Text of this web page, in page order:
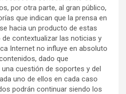
por otra parte, al gran público,
que indican que la prensa en
hacia un producto de estas
contextualizar las noticias y
Internet no influye en absoluto
dado que
cuestión de soportes y del
uno de ellos en cada caso
podrán continuar siendo los